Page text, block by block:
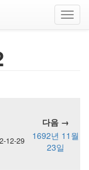
다음 →
12-29
1692년 11월
23일